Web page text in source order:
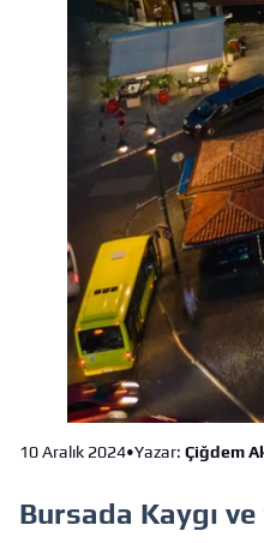
10 Aralık 2024•Yazar: Çiğdem
Bursada Kaygı